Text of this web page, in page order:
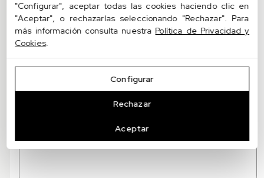
"Configurar", aceptar todas las cookies haciendo clic en
"Aceptar", o rechazarlas seleccionando "Rechazar". Para
más información consulta nuestra Política de Privacidad y
Cookies.
Configurar
Rechazar
Aceptar